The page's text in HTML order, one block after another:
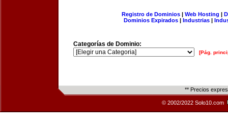
Registro de Dominios| Web Hosting |
Dominios Expirados | Industrias |
Categorías de Dominio:
[Pág.
** Precios
© 2002/2022 Solo10.com